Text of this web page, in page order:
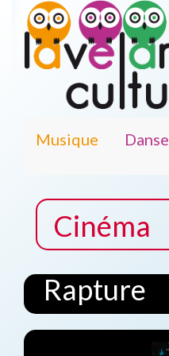
Musique Danse
Cinéma
Rapture